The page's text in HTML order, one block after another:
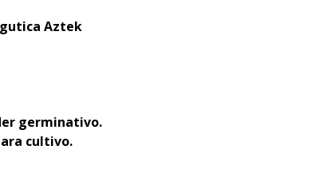
Aztek
germinativo.
cultivo.